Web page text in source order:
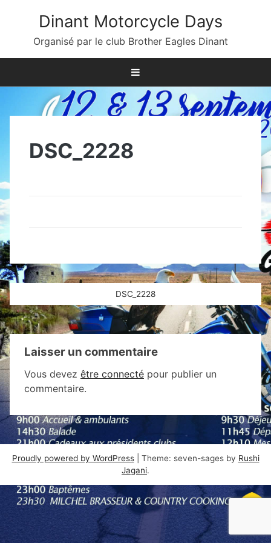
Dinant Motorcycle Days
Organisé par le club Brother Eagles Dinant
DSC_2228
Navigation
de
l’article
DSC_2228
Laisser un commentaire
Vous devez être connecté pour publier un
commentaire.
Proudly powered by WordPress Theme: seven-sages by Rushi
Jagani.